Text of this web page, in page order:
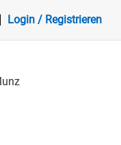
Login / Registrieren